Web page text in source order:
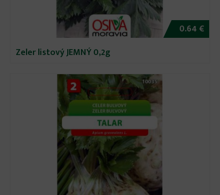
0.64 €
Zeler listový JEMNÝ 0,2g